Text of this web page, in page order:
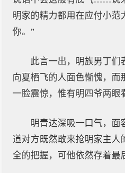
明家的精力都用在应付小范
你。”
此言一出，明族男丁们
向夏栖飞的人面色惭愧，而
一脸震惊，惟有明四爷两眼
明青达深吸一口气，面
道对方既然敢来抢明家主人
全的把握，可他依然存着最